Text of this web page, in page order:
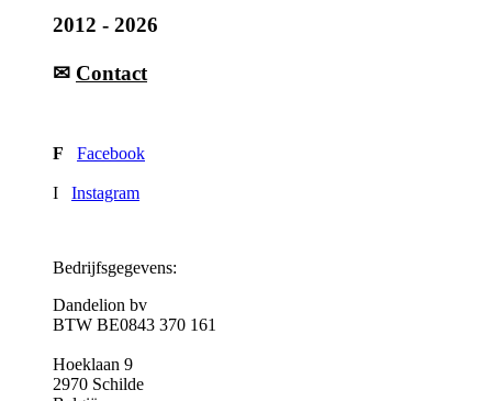
2012 - 2026
✉ Contact
F Facebook
I Instagram
Bedrijfsgegevens:
Dandelion bv
BTW BE0843 370 161
Hoeklaan 9
2970 Schilde